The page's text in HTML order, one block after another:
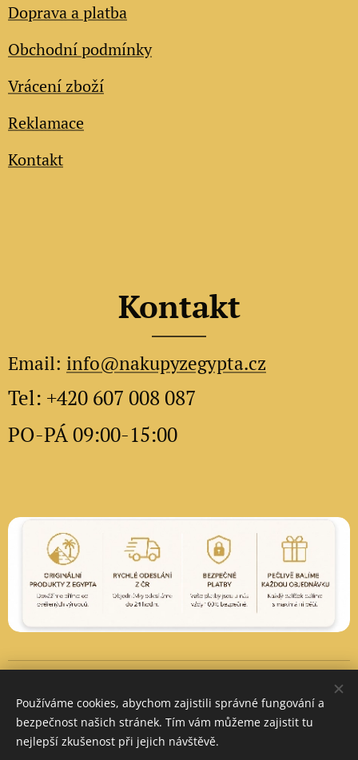
Doprava a platba
Obchodní podmínky
Vrácení zboží
Reklamace
Kontakt
Kontakt
Email: info@nakupyzegypta.cz
Tel: +420 607 008 087
PO-PÁ 09:00-15:00
Měna
CZK Kč
EUR € PLN zł
Používáme cookies, abychom zajistili správné fungování a
bezpečnost našich stránek. Tím vám můžeme zajistit tu
nejlepší zkušenost při jejich návštěvě.